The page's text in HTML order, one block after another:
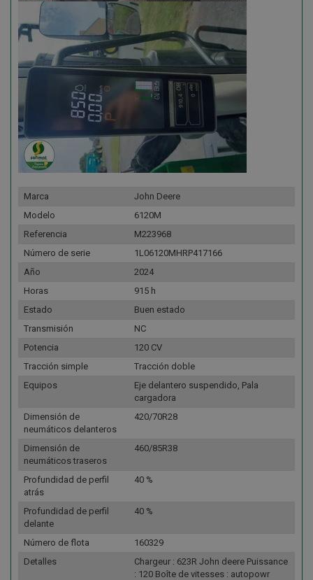
Marca
John Deere
Modelo
6120M
Referencia
M223968
Número de serie
1L06120MHRP417166
Año
2024
Horas
915 h
Estado
Buen estado
Transmisión
NC
Potencia
120 CV
Tracción simple
Tracción doble
Equipos
Eje delantero suspendido, Pala
cargadora
Dimensión de
neumáticos delanteros
420/70R28
Dimensión de
neumáticos traseros
460/85R38
Profundidad de perfil
atrás
40 %
Profundidad de perfil
delante
40 %
Número de flota
160329
Detalles
Chargeur : 623R John deere Puissance
: 120 Boîte de vitesses : autopowr